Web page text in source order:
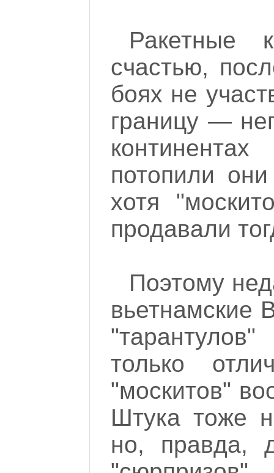
Ракетные
счастью,
боях не
границу —
потопили
хотя
продавали
Поэтому
вьетнамские
только
"москитов"
Штука тоже
но, правда,